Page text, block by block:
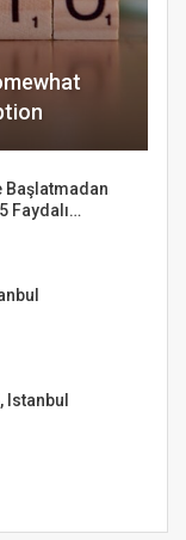
Başlatmadan
Faydalı…
Istanbul